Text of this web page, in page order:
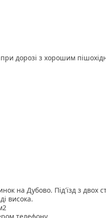
дорозі з хорошим
500 грн/м2.
та обговорення умов
на Дубово. Під'їзд з двох
висока.
телефону